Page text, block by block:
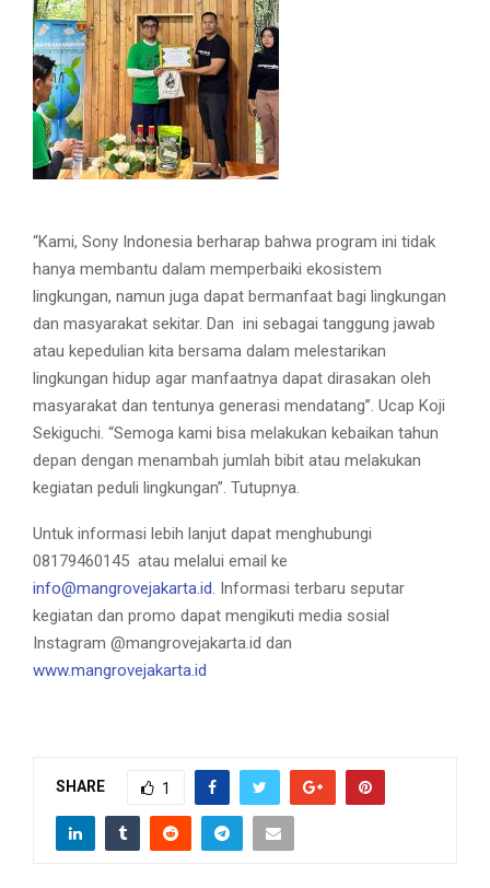
“Kami, Sony Indonesia berharap bahwa program ini tidak
hanya membantu dalam memperbaiki ekosistem
lingkungan, namun juga dapat bermanfaat bagi lingkungan
dan masyarakat sekitar. Dan ini sebagai tanggung jawab
atau kepedulian kita bersama dalam melestarikan
lingkungan hidup agar manfaatnya dapat dirasakan oleh
masyarakat dan tentunya generasi mendatang”. Ucap Koji
Sekiguchi. “Semoga kami bisa melakukan kebaikan tahun
depan dengan menambah jumlah bibit atau melakukan
kegiatan peduli lingkungan”. Tutupnya.
Untuk informasi lebih lanjut dapat menghubungi
08179460145 atau melalui email ke
info@mangrovejakarta.id. Informasi terbaru seputar
kegiatan dan promo dapat mengikuti media sosial
Instagram @mangrovejakarta.id dan
www.mangrovejakarta.id
SHARE 1